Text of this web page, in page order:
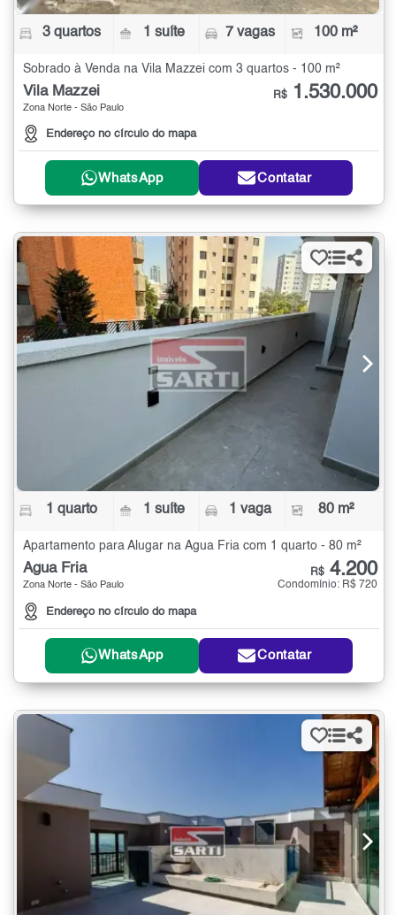
3 quartos 1 suíte 7 vagas 100 m²
Sobrado à Venda na Vila Mazzei com 3 quartos - 100 m²
Vila Mazzei
Zona Norte - São Paulo
Endereço no círculo do mapa
R$ 1.530.000
WhatsApp Contatar
1 quarto 1 suíte 1 vaga 80 m²
Apartamento para Alugar na Água Fria com 1 quarto - 80 m²
Água Fria
Zona Norte - São Paulo
Endereço no círculo do mapa
R$ 4.200
Condomínio: R$ 720
WhatsApp Contatar